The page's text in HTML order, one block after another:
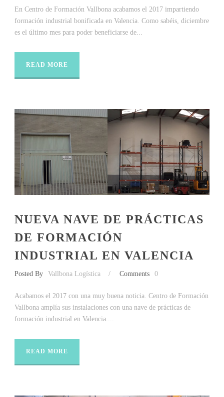
En Centro de Formación Vallbona acabamos el 2017 impartiendo
formación industrial bonificada en Valencia. Como sabéis, diciembre
es el último mes para poder beneficiarse de...
READ MORE
NUEVA NAVE DE PRÁCTICAS
DE FORMACIÓN
INDUSTRIAL EN VALENCIA
Posted By Vallbona Logística / Comments 0
Acabamos el 2017 con una muy buena noticia. Centro de Formación
Vallbona amplía sus instalaciones con una nave de prácticas de
formación industrial en Valencia....
READ MORE